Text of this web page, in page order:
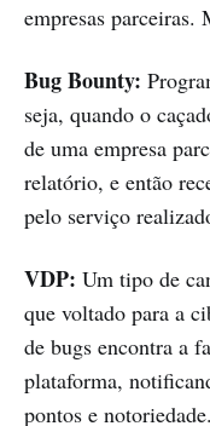
empresas parceiras.
Bug Bounty:
seja, quando o
de uma empresa
relatório, e então
pelo serviço
VDP: Um tipo de
que voltado para a
de bugs encontra a
plataforma,
pontos e notoriedade.